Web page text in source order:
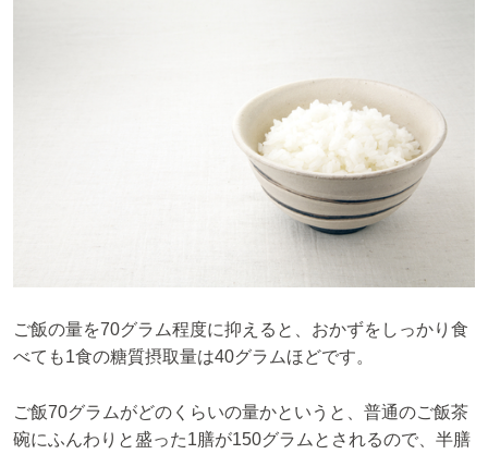
ご飯の量を70グラム程度に抑えると、おかずをしっかり食
べても1食の糖質摂取量は40グラムほどです。
ご飯70グラムがどのくらいの量かというと、普通のご飯茶
碗にふんわりと盛った1膳が150グラムとされるので、半膳